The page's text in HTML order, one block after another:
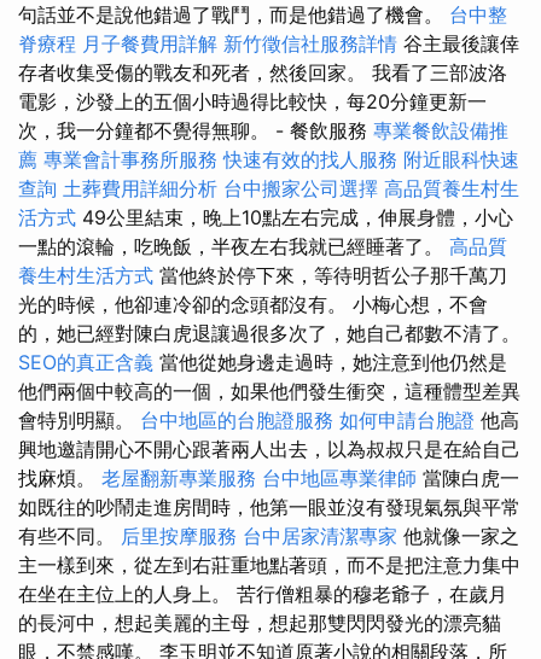
句話並不是說他錯過了戰鬥，而是他錯過了機會。 台中整
脊療程 月子餐費用詳解 新竹徵信社服務詳情 谷主最後讓倖
存者收集受傷的戰友和死者，然後回家。 我看了三部波洛
電影，沙發上的五個小時過得比較快，每20分鐘更新一
次，我一分鐘都不覺得無聊。 - 餐飲服務 專業餐飲設備推
薦 專業會計事務所服務 快速有效的找人服務 附近眼科快速
查詢 土葬費用詳細分析 台中搬家公司選擇 高品質養生村生
活方式 49公里結束，晚上10點左右完成，伸展身體，小心
一點的滾輪，吃晚飯，半夜左右我就已經睡著了。 高品質
養生村生活方式 當他終於停下來，等待明哲公子那千萬刀
光的時候，他卻連冷卻的念頭都沒有。 小梅心想，不會
的，她已經對陳白虎退讓過很多次了，她自己都數不清了。
SEO的真正含義 當他從她身邊走過時，她注意到他仍然是
他們兩個中較高的一個，如果他們發生衝突，這種體型差異
會特別明顯。 台中地區的台胞證服務 如何申請台胞證 他高
興地邀請開心不開心跟著兩人出去，以為叔叔只是在給自己
找麻煩。 老屋翻新專業服務 台中地區專業律師 當陳白虎一
如既往的吵鬧走進房間時，他第一眼並沒有發現氣氛與平常
有些不同。 后里按摩服務 台中居家清潔專家 他就像一家之
主一樣到來，從左到右莊重地點著頭，而不是把注意力集中
在坐在主位上的人身上。 苦行僧粗暴的穆老爺子，在歲月
的長河中，想起美麗的主母，想起那雙閃閃發光的漂亮貓
眼，不禁感嘆。 李玉明並不知道原著小說的相關段落，所